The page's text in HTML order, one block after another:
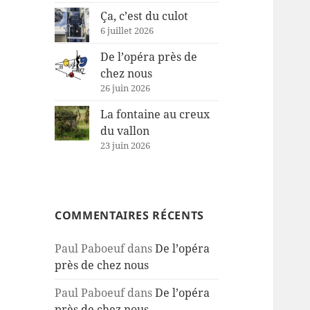
Ça, c’est du culot
6 juillet 2026
De l’opéra près de
chez nous
26 juin 2026
La fontaine au creux
du vallon
23 juin 2026
COMMENTAIRES RÉCENTS
Paul PaboeufdansDe l’opéra
près de chez nous
Paul PaboeufdansDe l’opéra